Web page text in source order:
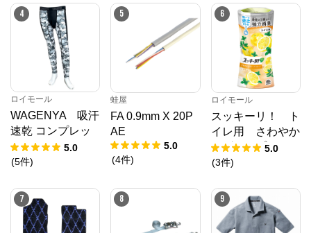
4
ロイモール
WAGENYA 吸汗
速乾 コンプレッ
ション スパッ
ツ 白カモフラ
5.0
(5件)
5
蛙屋
FA 0.9mm X 20P
AE
5.0
(4件)
6
ロイモール
スッキーリ！ ト
イレ用 さわやか
なグレープフルー
ツの香り ４００
5.0
(3件)
7 8 9